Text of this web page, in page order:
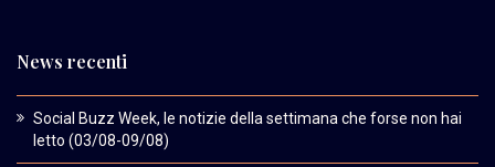
News recenti
Social Buzz Week, le notizie della settimana che forse non hai
letto (03/08-09/08)